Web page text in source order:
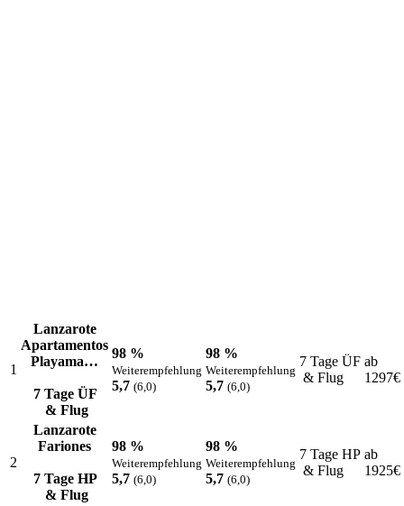
1
Lanzarote
Apartamentos
Playama…
7 Tage ÜF
& Flug
98 %
Weiterempfehlung
5,7 (6,0)
98 %
Weiterempfehlung
5,7 (6,0)
7 Tage ÜF
& Flug
ab
1297€
2
Lanzarote
Fariones
7 Tage HP
& Flug
98 %
Weiterempfehlung
5,7 (6,0)
98 %
Weiterempfehlung
5,7 (6,0)
7 Tage HP
& Flug
ab
1925€